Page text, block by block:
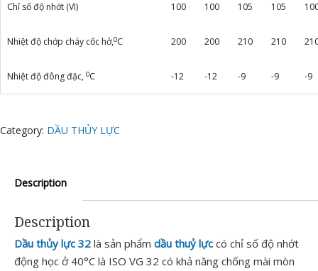
Chỉ số độ nhớt (VI) 100 100 105 105
Nhiệt độ chớp cháy cốc hở,0C 200 200 210 210
Nhiệt độ đông đặc, 0C -12 -12 -9 -9 -9
Category: DẦU THỦY LỰC
Description
Description
Dầu thủy lực 32 là sản phẩm dầu thuỷ lực có chỉ số độ nhớt
động học ở 40°C là ISO VG 32 có khả năng chống mài mòn